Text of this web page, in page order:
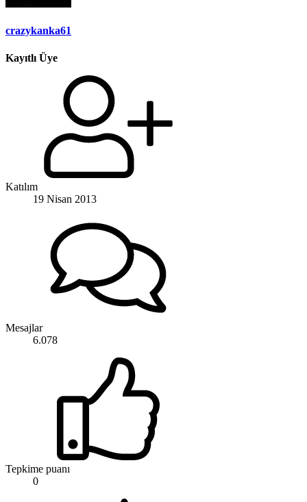
crazykanka61
Kayıtlı Üye
Katılım
19 Nisan 2013
Mesajlar
6.078
Tepkime puanı
0